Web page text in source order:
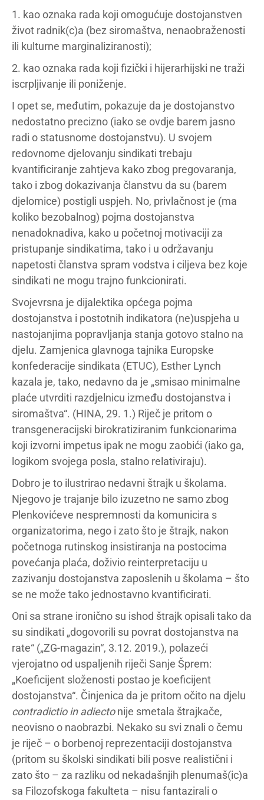
1. kao oznaka rada koji omogućuje dostojanstven
život radnik(c)a (bez siromaštva, nenaobraženosti
ili kulturne marginaliziranosti);
2. kao oznaka rada koji fizički i hijerarhijski ne traži
iscrpljivanje ili poniženje.
I opet se, međutim, pokazuje da je dostojanstvo
nedostatno precizno (iako se ovdje barem jasno
radi o statusnome dostojanstvu). U svojem
redovnome djelovanju sindikati trebaju
kvantificiranje zahtjeva kako zbog pregovaranja,
tako i zbog dokazivanja članstvu da su (barem
djelomice) postigli uspjeh. No, privlačnost je (ma
koliko bezobalnog) pojma dostojanstva
nenadoknadiva, kako u početnoj motivaciji za
pristupanje sindikatima, tako i u održavanju
napetosti članstva spram vodstva i ciljeva bez koje
sindikati ne mogu trajno funkcionirati.
Svojevrsna je dijalektika općega pojma
dostojanstva i postotnih indikatora (ne)uspjeha u
nastojanjima popravljanja stanja gotovo stalno na
djelu. Zamjenica glavnoga tajnika Europske
konfederacije sindikata (ETUC), Esther Lynch
kazala je, tako, nedavno da je „smisao minimalne
plaće utvrditi razdjelnicu između dostojanstva i
siromaštva“. (HINA, 29. 1.) Riječ je pritom o
transgeneracijski birokratiziranim funkcionarima
koji izvorni impetus ipak ne mogu zaobići (iako ga,
logikom svojega posla, stalno relativiraju).
Dobro je to ilustrirao nedavni štrajk u školama.
Njegovo je trajanje bilo izuzetno ne samo zbog
Plenkovićeve nespremnosti da komunicira s
organizatorima, nego i zato što je štrajk, nakon
početnoga rutinskog insistiranja na postocima
povećanja plaća, doživio reinterpretaciju u
zazivanju dostojanstva zaposlenih u školama – što
se ne može tako jednostavno kvantificirati.
Oni sa strane ironično su ishod štrajk opisali tako da
su sindikati „dogovorili su povrat dostojanstva na
rate“ („ZG-magazin“, 3.12. 2019.), polazeći
vjerojatno od uspaljenih riječi Sanje Šprem:
„Koeficijent složenosti postao je koeficijent
dostojanstva“. Činjenica da je pritom očito na djelu
contradictio in adiectonije smetala štrajkače,
neovisno o naobrazbi. Nekako su svi znali o čemu
je riječ – o borbenoj reprezentaciji dostojanstva
(pritom su školski sindikati bili posve realistični i
zato što – za razliku od nekadašnjih plenumaš(ic)a
sa Filozofskoga fakulteta – nisu fantazirali o